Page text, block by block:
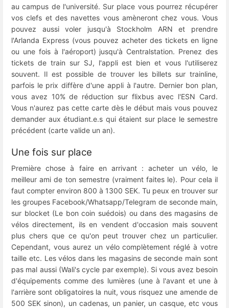
au campus de l'université. Sur place vous pourrez récupérer
vos clefs et des navettes vous amèneront chez vous. Vous
pouvez aussi voler jusqu'à Stockholm ARN et prendre
l'Arlanda Express (vous pouvez acheter des tickets en ligne
ou une fois à l'aéroport) jusqu'à Centralstation. Prenez des
tickets de train sur SJ, l'appli est bien et vous l'utiliserez
souvent. Il est possible de trouver les billets sur trainline,
parfois le prix diffère d'une appli à l'autre. Dernier bon plan,
vous avez 10% de réduction sur flixbus avec l'ESN Card.
Vous n'aurez pas cette carte dès le début mais vous pouvez
demander aux étudiant.e.s qui étaient sur place le semestre
précédent (carte valide un an).
Une fois sur place
Première chose à faire en arrivant : acheter un vélo, le
meilleur ami de ton semestre (vraiment faites le). Pour cela il
faut compter environ 800 à 1300 SEK. Tu peux en trouver sur
les groupes Facebook/Whatsapp/Telegram de seconde main,
sur blocket (Le bon coin suédois) ou dans des magasins de
vélos directement, ils en vendent d'occasion mais souvent
plus chers que ce qu'on peut trouver chez un particulier.
Cependant, vous aurez un vélo complètement réglé à votre
taille etc. Les vélos dans les magasins de seconde main sont
pas mal aussi (Wali's cycle par exemple). Si vous avez besoin
d'équipements comme des lumières (une à l'avant et une à
l'arrière sont obligatoires la nuit, vous risquez une amende de
500 SEK sinon), un cadenas, un panier, un casque, etc vous